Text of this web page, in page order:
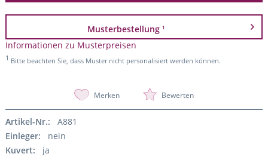
Musterbestellung 1
Informationen zu Musterpreisen
1 Bitte beachten Sie, dass Muster nicht personalisiert werden können.
Merken Bewerten
Artikel-Nr.:
A881
Einleger:
nein
Kuvert:
ja